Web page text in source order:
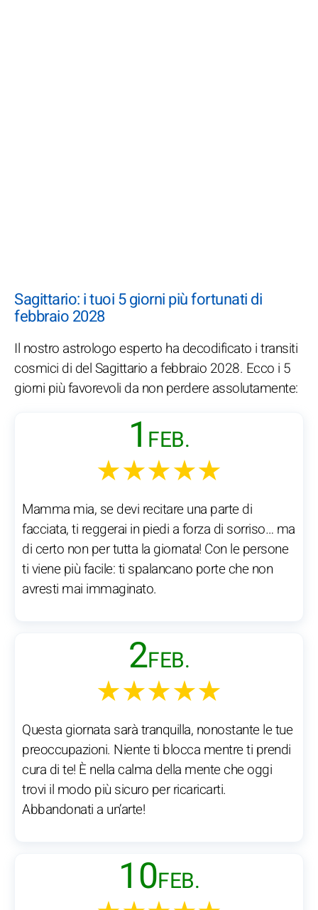
Sagittario: i tuoi 5 giorni più fortunati di
febbraio 2028
Il nostro astrologo esperto ha decodificato i transiti
cosmici di del Sagittario a febbraio 2028. Ecco i 5
giorni più favorevoli da non perdere assolutamente:
1 FEB.
★★★★★
Mamma mia, se devi recitare una parte di
facciata, ti reggerai in piedi a forza di sorriso… ma
di certo non per tutta la giornata! Con le persone
ti viene più facile: ti spalancano porte che non
avresti mai immaginato.
2FEB.
★★★★★
Questa giornata sarà tranquilla, nonostante le tue
preoccupazioni. Niente ti blocca mentre ti prendi
cura di te! È nella calma della mente che oggi
trovi il modo più sicuro per ricaricarti.
Abbandonati a un’arte!
10FEB.